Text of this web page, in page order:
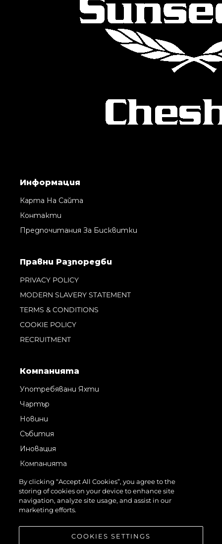
Информация
Карта На Сайта
Контакти
Предпочитания За Бисквитки
Правни Pазпоредби
PRIVACY POLICY
MODERN SLAVERY STATEMENT
TERMS & CONDITIONS
COOKIE POLICY
RECRUITMENT
Компанията
Употребявани Яхти
Чартър
Новини
Събития
Иновация
Компанията
Екипът
Лайфстайл
Наследство
By clicking “Accept All Cookies”, you agree to the
storing of cookies on your device to enhance site
navigation, analyze site usage, and assist in our
marketing efforts.
COOKIES SETTINGS